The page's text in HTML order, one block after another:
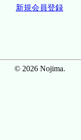
新規会員登録
© 2026 Nojima.